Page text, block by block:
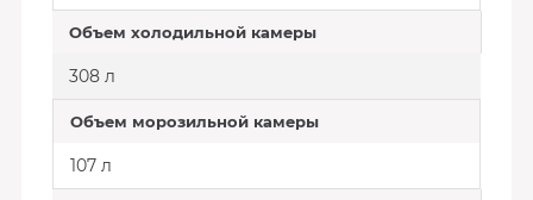
Объем холодильной камеры
308 л
Объем морозильной камеры
107 л